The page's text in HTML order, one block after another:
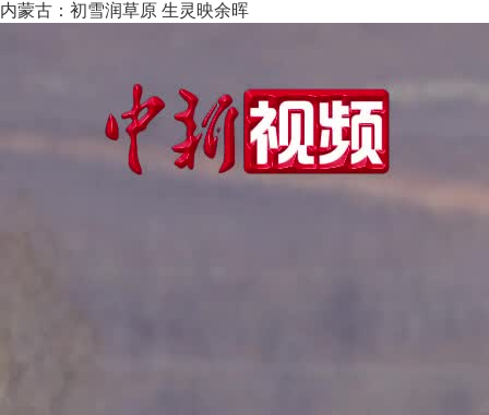
内蒙古：初雪润草原 生灵映余晖